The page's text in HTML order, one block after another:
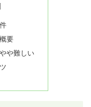
要
や難しい